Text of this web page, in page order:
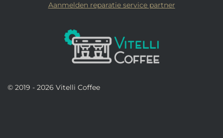
Aanmelden reparatie service partner
© 2019 - 2026 Vitelli Coffee